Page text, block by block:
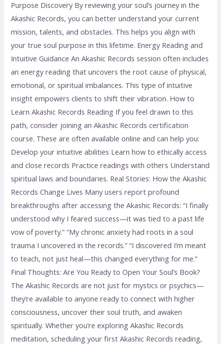
Purpose Discovery By reviewing your soul’s journey in the
Akashic Records, you can better understand your current
mission, talents, and obstacles. This helps you align with
your true soul purpose in this lifetime. Energy Reading and
Intuitive Guidance An Akashic Records session often includes
an energy reading that uncovers the root cause of physical,
emotional, or spiritual imbalances. This type of intuitive
insight empowers clients to shift their vibration. How to
Learn Akashic Records Reading If you feel drawn to this
path, consider joining an Akashic Records certification
course. These are often available online and can help you:
Develop your intuitive abilities Learn how to ethically access
and close records Practice readings with others Understand
spiritual laws and boundaries. Real Stories: How the Akashic
Records Change Lives Many users report profound
breakthroughs after accessing the Akashic Records: “I finally
understood why I feared success—it was tied to a past life
vow of poverty.” “My chronic anxiety had roots in a soul
trauma I uncovered in the records.” “I discovered I’m meant
to teach, not just heal—this changed everything for me.”
Final Thoughts: Are You Ready to Open Your Soul’s Book?
The Akashic Records are not just for mystics or psychics—
they’re available to anyone ready to connect with higher
consciousness, uncover their soul truth, and awaken
spiritually. Whether you’re exploring Akashic Records
meditation, scheduling your first Akashic Records reading,